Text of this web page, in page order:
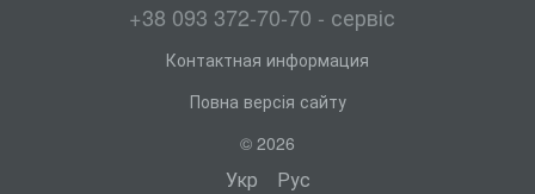
+38 093 372-70-70 - сервіс
Контактная информация
Повна версія сайту
© 2026
Укр Рус